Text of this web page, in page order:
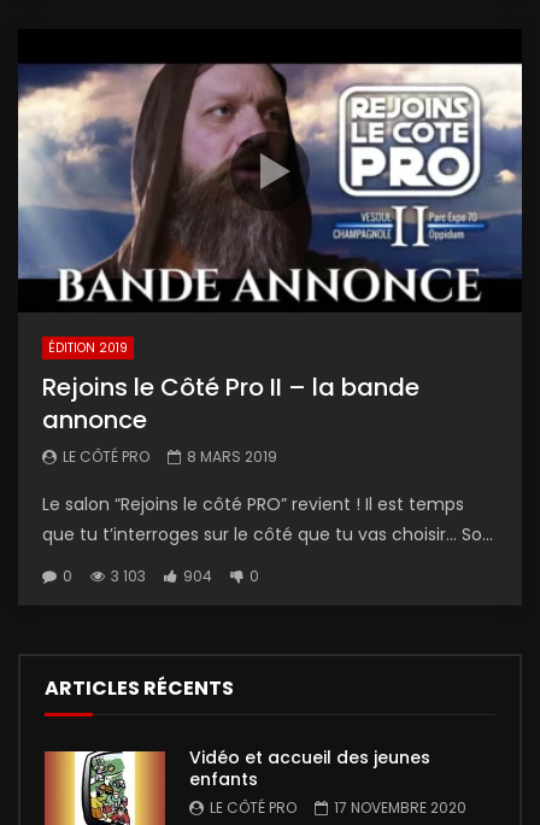
ÉDITION 2019
Rejoins le Côté Pro II – la bande
annonce
LE CÔTÉ PRO 8 MARS 2019
Le salon “Rejoins le côté PRO” revient ! Il est temps
que tu t’interroges sur le côté que tu vas choisir… So...
0 3 103 904 0
ARTICLES RÉCENTS
Vidéo et accueil des jeunes
enfants
LE CÔTÉ PRO 17 NOVEMBRE 2020